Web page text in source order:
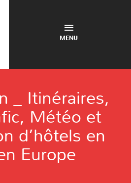
MENU
_ Itinéraires,
Météo et
d’hôtels en
Europe